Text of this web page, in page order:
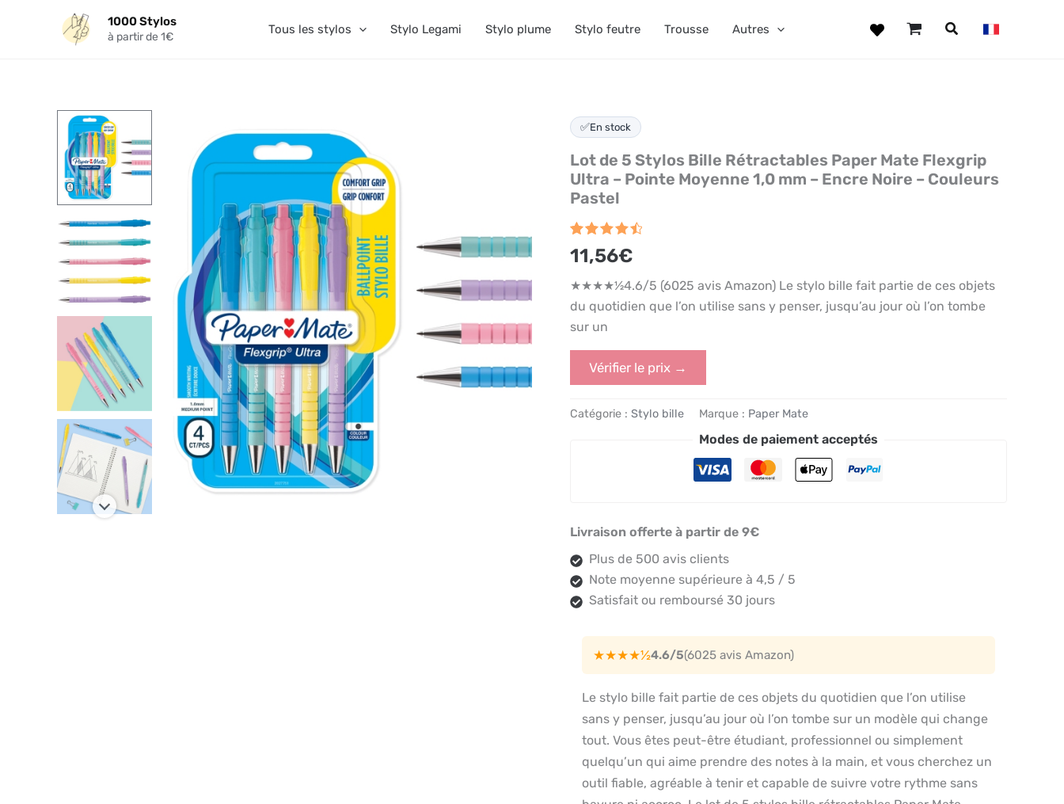
1000 Stylos
à partir de 1€ Tous les stylos Stylo Legami Stylo plume Stylo feutre Trousse Autres
✅En stock
Lot de 5 Stylos Bille Rétractables Paper Mate Flexgrip
Ultra – Pointe Moyenne 1,0 mm – Encre Noire – Couleurs
Pastel
Noté 4.6
sur 5
sur
6025
client
11,56€
★★★★½4.6/5 (6025 avis Amazon) Le stylo bille fait partie de ces objets
du quotidien que l’on utilise sans y penser, jusqu’au jour où l’on tombe
sur un
Vérifier le prix →
Catégorie : Stylo bille Marque : Paper Mate
Modes de paiement acceptés
Livraison offerte à partir de 9€
Plus de 500 avis clients
Note moyenne supérieure à 4,5 / 5
Satisfait ou remboursé 30 jours
★★★★½4.6/5(6025 avis Amazon)
Le stylo bille fait partie de ces objets du quotidien que l’on utilise
sans y penser, jusqu’au jour où l’on tombe sur un modèle qui change
tout. Vous êtes peut-être étudiant, professionnel ou simplement
quelqu’un qui aime prendre des notes à la main, et vous cherchez un
outil fiable, agréable à tenir et capable de suivre votre rythme sans